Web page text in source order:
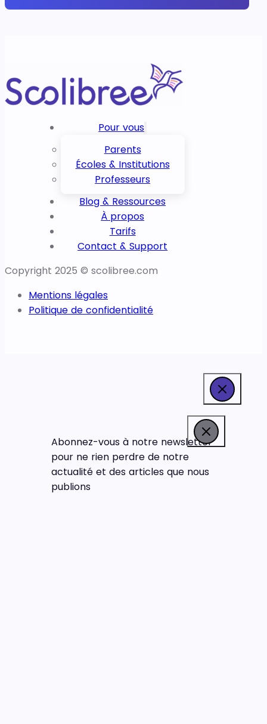
Pour vous
Parents
Écoles & Institutions
Professeurs
Blog & Ressources
À propos
Tarifs
Contact & Support
Copyright 2025 © scolibree.com
Mentions légales
Politique de confidentialité
Abonnez-vous à notre newsletter
pour ne rien perdre de notre
actualité et des articles que nous
publions